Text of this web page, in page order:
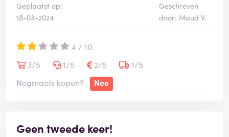
anders gewend en in het vervolg, zal ik ook daar
boeken i.v.m. hun beter regelingen.
Wat mij het meeste steekt is, dat wanneer ik mijn reis
omboek, mijn stoel naar Aruba gewoon weer verkocht
kan worden voor dezelfde prijs al dan niet hoger. En
het is niet dat ik deze vlucht een paar weken van te
dus alleen maar hoger worden.
Geplaatst op:
18-03-2024
Geschreven
door: Maud V.
4 / 10
3/5
1/5 2/5
1/5
Nogmaals kopen?
Nee
Geen tweede keer!